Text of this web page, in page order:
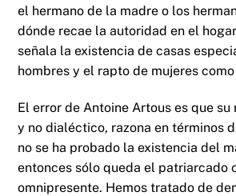
el hermano de la madre o los
dónde recae la autoridad en el
señala la existencia de casas
hombres y el rapto de mujeres
El error de Antoine Artous es que
y no dialéctico, razona en términos
no se ha probado la existencia del
entonces sólo queda el patriarcado
omnipresente. Hemos tratado de